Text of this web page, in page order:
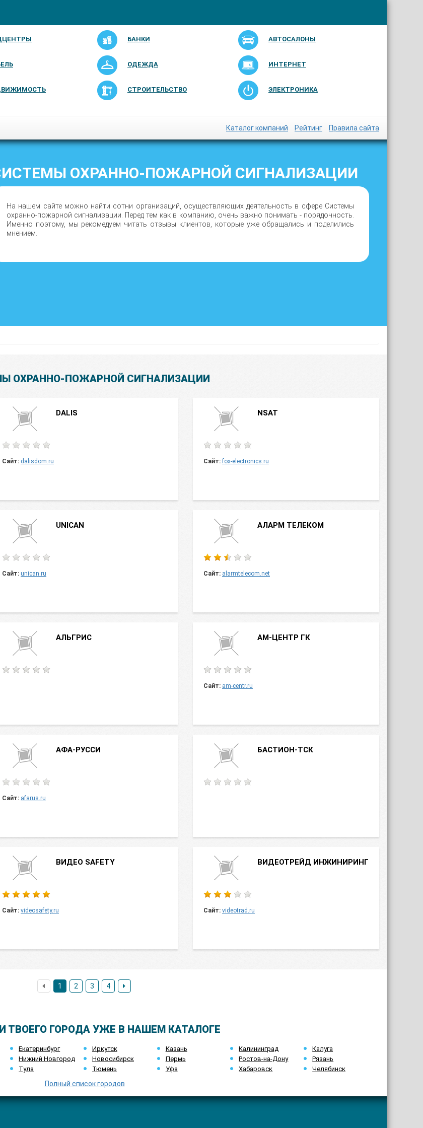
БАНКИ АВТОСАЛОНЫ
ОДЕЖДА ИНТЕРНЕТ
СТРОИТЕЛЬСТВО ЭЛЕКТРОНИКА
Каталог компаний Рейтинг Правила сайта
ОХРАННО-ПОЖАРНОЙ СИГНАЛИЗАЦИИ
На нашем сайте можно найти сотни организаций, осуществляющих деятельность в сфере Системы
охранно-пожарной сигнализации. Перед тем как в компанию, очень важно понимать - порядочность.
Именно поэтому, мы рекомедуем читать отзывы клиентов, которые уже обращались и поделились
мнением.
ОХРАННО-ПОЖАРНОЙ СИГНАЛИЗАЦИИ
DALIS
Сайт: dalisdom.ru
NSAT
Сайт: fox-electronics.ru
UNICAN
Сайт: unican.ru
АЛАРМ ТЕЛЕКОМ
Сайт: alarmtelecom.net
АЛЬГРИС АМ-ЦЕНТР ГК
Сайт: am-centr.ru
АФА-РУССИ
Сайт: afarus.ru
БАСТИОН-ТСК
ВИДЕО SAFETY
Сайт: videosafety.ru
ВИДЕОТРЕЙД ИНЖИНИРИНГ
Сайт: videotrad.ru
1 2 3 4
ТВОЕГО ГОРОДА УЖЕ В НАШЕМ КАТАЛОГЕ
Екатеринбург Иркутск Казань Калининград
Калуга
Нижний Новгород Новосибирск Пермь Ростов-на-Дону
Рязань
Тула Тюмень Уфа Хабаровск Челябинск
Полный список городов